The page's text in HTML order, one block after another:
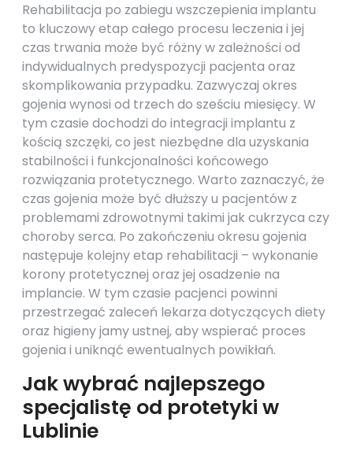
Rehabilitacja po zabiegu wszczepienia implantu
to kluczowy etap całego procesu leczenia i jej
czas trwania może być różny w zależności od
indywidualnych predyspozycji pacjenta oraz
skomplikowania przypadku. Zazwyczaj okres
gojenia wynosi od trzech do sześciu miesięcy. W
tym czasie dochodzi do integracji implantu z
kością szczęki, co jest niezbędne dla uzyskania
stabilności i funkcjonalności końcowego
rozwiązania protetycznego. Warto zaznaczyć, że
czas gojenia może być dłuższy u pacjentów z
problemami zdrowotnymi takimi jak cukrzyca czy
choroby serca. Po zakończeniu okresu gojenia
następuje kolejny etap rehabilitacji – wykonanie
korony protetycznej oraz jej osadzenie na
implancie. W tym czasie pacjenci powinni
przestrzegać zaleceń lekarza dotyczących diety
oraz higieny jamy ustnej, aby wspierać proces
gojenia i uniknąć ewentualnych powikłań.
Jak wybrać najlepszego
specjalistę od protetyki w
Lublinie